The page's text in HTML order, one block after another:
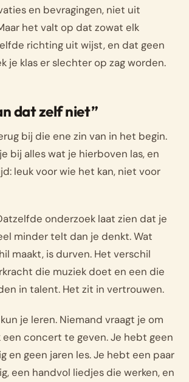
en bevragingen, niet uit
het valt op dat zowat elk
richting uit wijst, en dat geen
je klas er slechter op zag worden.
dat zelf niet”
bij die ene zin van in het begin.
bij alles wat je hierboven las, en
leuk voor wie het kan, niet voor
onderzoek laat zien dat je
minder telt dan je denkt. Wat
maakt, is durven. Het verschil
die muziek doet en een die
in talent. Het zit in vertrouwen.
je leren. Niemand vraagt je om
concert te geven. Je hebt geen
en geen jaren les. Je hebt een paar
een handvol liedjes die werken, en